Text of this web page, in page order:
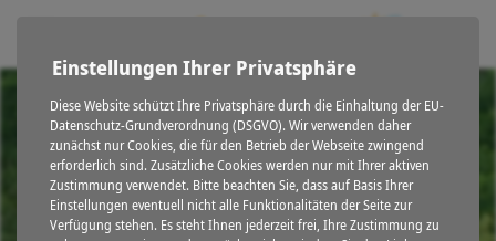
Einstellungen Ihrer Privatsphäre
Diese Website schützt Ihre Privatsphäre durch die Einhaltung der EU-
Datenschutz-Grundverordnung (DSGVO). Wir verwenden daher
zunächst nur Cookies, die für den Betrieb der Webseite zwingend
erforderlich sind. Zusätzliche Cookies werden nur mit Ihrer aktiven
Zustimmung verwendet. Bitte beachten Sie, dass auf Basis Ihrer
Einstellungen eventuell nicht alle Funktionalitäten der Seite zur
Verfügung stehen. Es steht Ihnen jederzeit frei, Ihre Zustimmung zu